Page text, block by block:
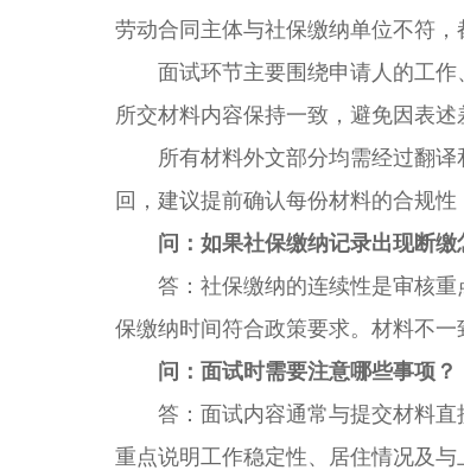
劳动合同主体与社保缴纳单位不符，
面试环节主要围绕申请人的工作
所交材料内容保持一致，避免因表述
所有材料外文部分均需经过翻译
回，建议提前确认每份材料的合规性
问：如果社保缴纳记录出现断缴
答：社保缴纳的连续性是审核重
保缴纳时间符合政策要求。材料不一
问：面试时需要注意哪些事项？
答：面试内容通常与提交材料直
重点说明工作稳定性、居住情况及与